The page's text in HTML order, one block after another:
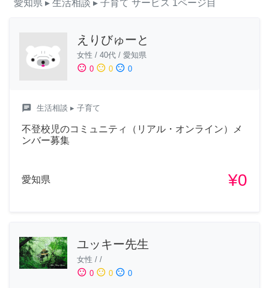
愛知県 ▸ 生活相談 ▸ 子育て サービス 1ページ目
えりびゅーと
女性 / 40代 / 愛知県
sentiment_satisfied 0 sentiment_neutral 0 sentiment_dissatisfied 0
chat 生活相談 ▸ 子育て
不登校児のコミュニティ（リアル・オンライン）メ
ンバー募集
愛知県 ¥0
ユッキー先生
女性 / /
sentiment_satisfied 0 sentiment_neutral 0 sentiment_dissatisfied 0